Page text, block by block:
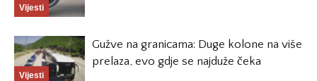
Vijesti
Vijesti
Gužve na granicama: Duge kolone na više
prelaza, evo gdje se najduže čeka